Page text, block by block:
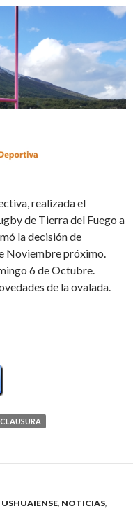
realizada el
de Tierra del Fuego a
la decisión de
Noviembre próximo.
6 de Octubre.
de la ovalada.
, NOTICIAS,